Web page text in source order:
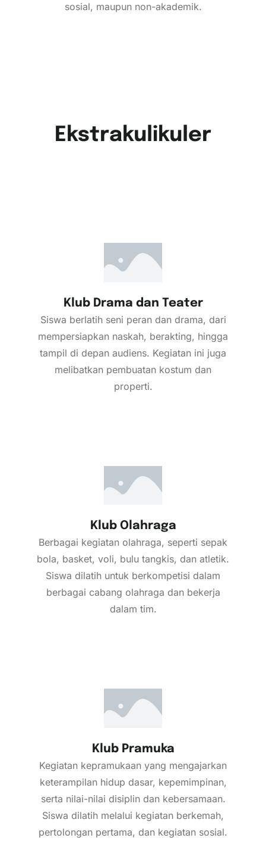
sosial, maupun non-akademik.
Ekstrakulikuler
Klub Drama dan Teater
Siswa berlatih seni peran dan drama, dari
mempersiapkan naskah, berakting, hingga
tampil di depan audiens. Kegiatan ini juga
melibatkan pembuatan kostum dan
properti.
Klub Olahraga
Berbagai kegiatan olahraga, seperti sepak
bola, basket, voli, bulu tangkis, dan atletik.
Siswa dilatih untuk berkompetisi dalam
berbagai cabang olahraga dan bekerja
dalam tim.
Klub Pramuka
Kegiatan kepramukaan yang mengajarkan
keterampilan hidup dasar, kepemimpinan,
serta nilai-nilai disiplin dan kebersamaan.
Siswa dilatih melalui kegiatan berkemah,
pertolongan pertama, dan kegiatan sosial.